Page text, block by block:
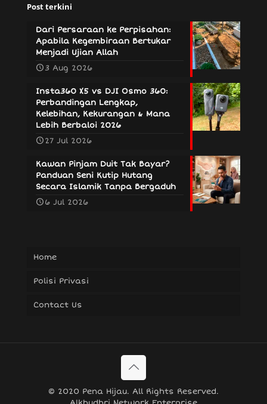
Post terkini
Dari Persaraan ke Perpisahan:
Apabila Kegembiraan Bertukar
Menjadi Ujian Allah
3 Aug 2026
Insta360 X5 vs DJI Osmo 360:
Perbandingan Lengkap,
Kelebihan, Kekurangan & Mana
Lebih Berbaloi 2026
27 Jul 2026
Kawan Pinjam Duit Tak Bayar?
Panduan Seni Kutip Hutang
Secara Islamik Tanpa Bergaduh
6 Jul 2026
Home
Polisi Privasi
Contact Us
© 2020 Pena Hijau. All Rights Reserved.